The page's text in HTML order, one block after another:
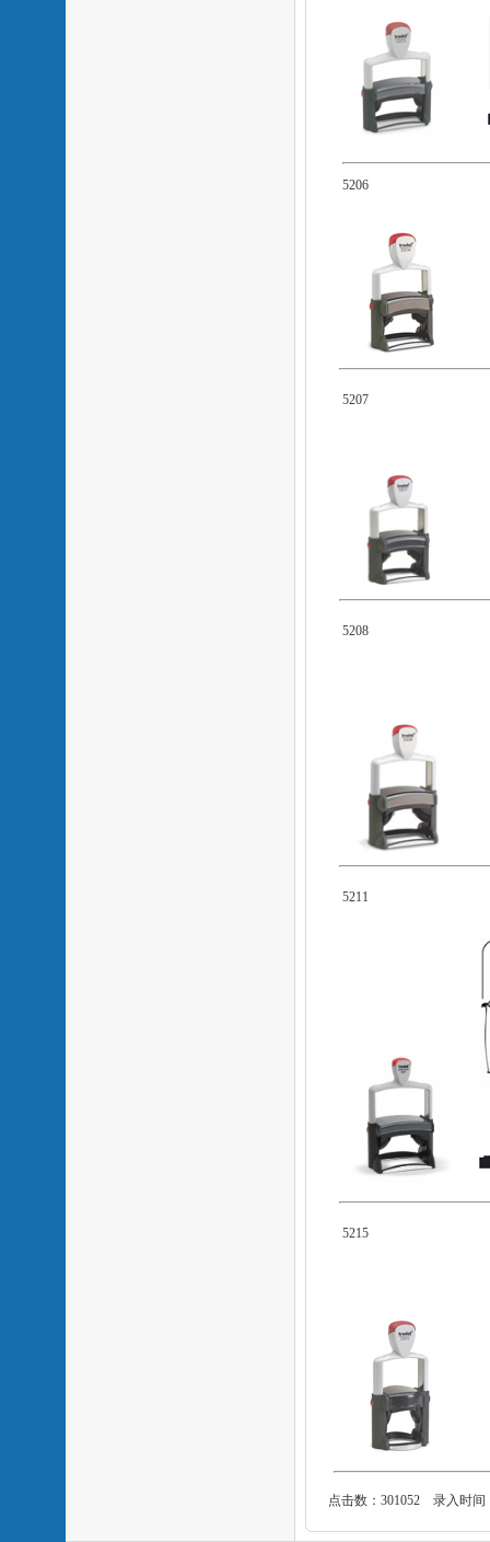
5206
5207
5208
5211
点击数：301052 录入时间